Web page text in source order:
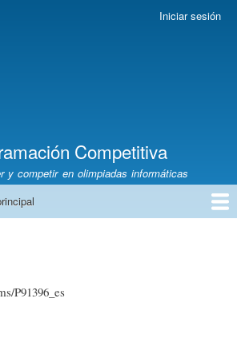
Iniciar sesión
Competitiva
y competir en olimpiadas informáticas
P91396_es